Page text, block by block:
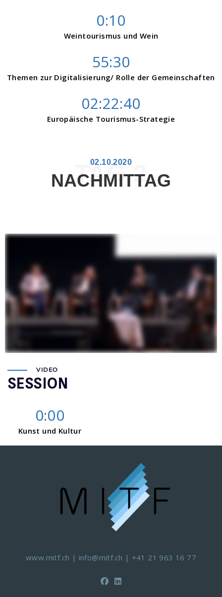
0:10
Weintourismus und Wein
55:30
Themen zur Digitalisierung/ Rolle der Gemeinschaften
02:22:40
Europäische Tourismus-Strategie
02.10.2020
NACHMITTAG
TAG 2
VIDEO
SESSION
0:00
Kunst und Kultur
www.mitf.ch | info@mitf.ch | +41 21 963 16 77